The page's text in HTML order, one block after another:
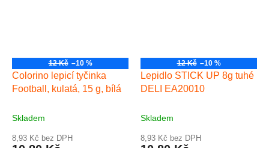
12 Kč –10 %
Colorino lepicí tyčinka
Football, kulatá, 15 g, bílá
Skladem
8,93 Kč bez DPH
12 Kč –10 %
Lepidlo STICK UP 8g tuhé
DELI EA20010
Skladem
8,93 Kč bez DPH